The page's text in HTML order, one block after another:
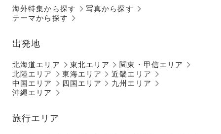
海外特集から探す
テーマから探す
写真から探す
出発地
北海道エリア 東北エリア
関東・甲信エリア
北陸エリア
東海エリア
近畿エリア
中国エリア
四国エリア
九州エリア
沖縄エリア
旅行エリア